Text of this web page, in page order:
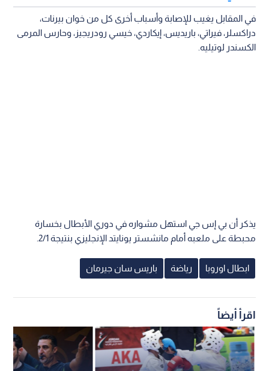
في المقابل يغيب للإصابة وأسباب أخرى كل من خوان بيرنات،
دراكسلر، فيراتي، باريديس، إيكاردي، خيسي رودريجيز، وحارس المرمى
الكسندر لوتيليه.
يذكر أن بي إس جي استهل مشواره في دوري الأبطال بخسارة
محبطة على ملعبه أمام مانشستر يونايتد الإنجليزي بنتيجة 2/1.
ابطال اوروبا رياضة باريس سان جيرمان
اقرأ أيضاً